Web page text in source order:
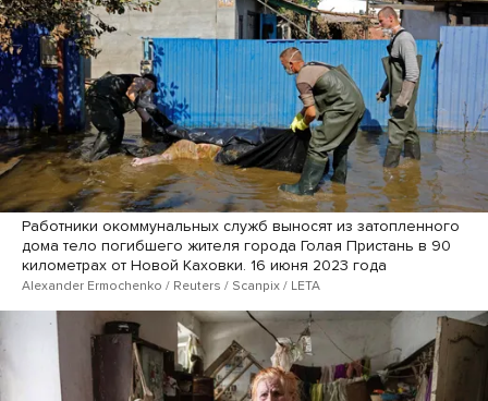
Работники окоммунальных служб выносят из затопленного
дома тело погибшего жителя города Голая Пристань в 90
километрах от Новой Каховки. 16 июня 2023 года
Alexander Ermochenko / Reuters / Scanpix / LETA